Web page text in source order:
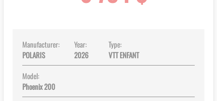
Manufacturer:
POLARIS
Year:
2026
Type:
VTT ENFANT
Model:
Phoenix 200